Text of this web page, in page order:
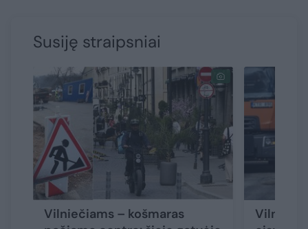
Susiję straipsniai
Vilniečiams – košmaras
Vilniaus